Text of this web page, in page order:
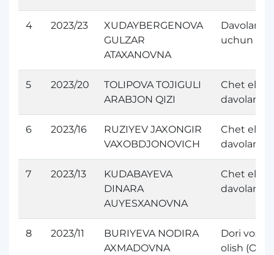
4 2023/23
XUDAYBERGENOVA
GULZAR
ATAXANOVNA
Davolanish
uchun
5 2023/20
TOLIPOVA TOJIGULI
ARABJON QIZI
Chet elda
davolanish
6 2023/16
RUZIYEV JAXONGIR
VAXOBDJONOVICH
Chet elda
davolanish
7 2023/13
KUDABAYEVA
DINARA
AUYESXANOVNA
Chet elda
davolanish
8 2023/11
BURIYEVA NODIRA
AXMADOVNA
Dori
olish